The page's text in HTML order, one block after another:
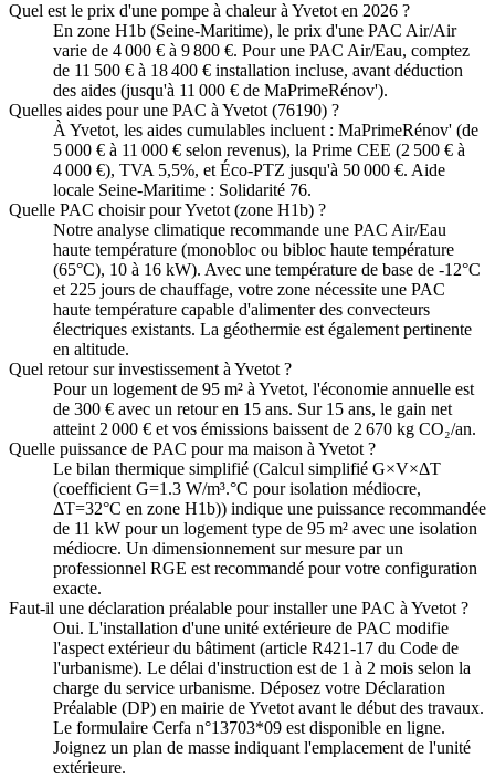
Quel est le prix d'une pompe à chaleur à Yvetot en 2026 ?
En zone H1b (Seine-Maritime), le prix d'une PAC Air/Air
varie de 4 000 € à 9 800 €. Pour une PAC Air/Eau, comptez
de 11 500 € à 18 400 € installation incluse, avant déduction
des aides (jusqu'à 11 000 € de MaPrimeRénov').
Quelles aides pour une PAC à Yvetot (76190) ?
À Yvetot, les aides cumulables incluent : MaPrimeRénov' (de
5 000 € à 11 000 € selon revenus), la Prime CEE (2 500 € à
4 000 €), TVA 5,5%, et Éco-PTZ jusqu'à 50 000 €. Aide
locale Seine-Maritime : Solidarité 76.
Quelle PAC choisir pour Yvetot (zone H1b) ?
Notre analyse climatique recommande une PAC Air/Eau
haute température (monobloc ou bibloc haute température
(65°C), 10 à 16 kW). Avec une température de base de -12°C
et 225 jours de chauffage, votre zone nécessite une PAC
haute température capable d'alimenter des convecteurs
électriques existants. La géothermie est également pertinente
en altitude.
Quel retour sur investissement à Yvetot ?
Pour un logement de 95 m² à Yvetot, l'économie annuelle est
de 300 € avec un retour en 15 ans. Sur 15 ans, le gain net
atteint 2 000 € et vos émissions baissent de 2 670 kg CO₂/an.
Quelle puissance de PAC pour ma maison à Yvetot ?
Le bilan thermique simplifié (Calcul simplifié G×V×ΔT
(coefficient G=1.3 W/m³.°C pour isolation médiocre,
ΔT=32°C en zone H1b)) indique une puissance recommandée
de 11 kW pour un logement type de 95 m² avec une isolation
médiocre. Un dimensionnement sur mesure par un
professionnel RGE est recommandé pour votre configuration
exacte.
Faut-il une déclaration préalable pour installer une PAC à Yvetot ?
Oui. L'installation d'une unité extérieure de PAC modifie
l'aspect extérieur du bâtiment (article R421-17 du Code de
l'urbanisme). Le délai d'instruction est de 1 à 2 mois selon la
charge du service urbanisme. Déposez votre Déclaration
Préalable (DP) en mairie de Yvetot avant le début des travaux.
Le formulaire Cerfa n°13703*09 est disponible en ligne.
Joignez un plan de masse indiquant l'emplacement de l'unité
extérieure.